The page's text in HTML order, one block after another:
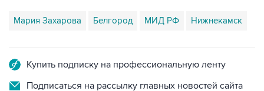
Мария Захарова Белгород МИД РФ Нижнекамск
Купить подписку на профессиональную ленту
Подписаться на рассылку главных новостей сайта